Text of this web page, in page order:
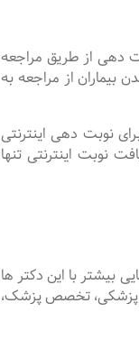
دهی از طریق مراجعه
از مراجعه به
نوبت دهی اینترنتی
نوبت اینترنتی تنها
با این دکتر ها
پزشکی، تخصص پزشک،